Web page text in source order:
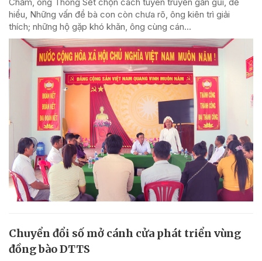
Chăm, ông Thông Sết chọn cách tuyên truyền gần gũi, dễ
hiểu, Những vấn đề bà con còn chưa rõ, ông kiên trì giải
thích; những hộ gặp khó khăn, ông cùng cán...
Chuyển đổi số mở cánh cửa phát triển vùng
đồng bào DTTS